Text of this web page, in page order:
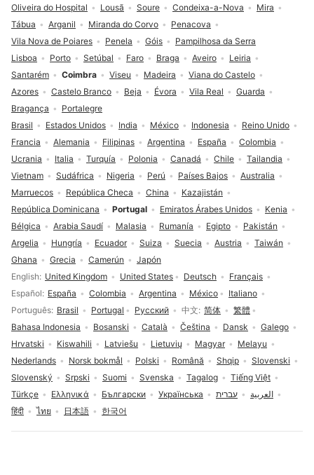
Selección de idioma
English United Kingdom United States Deutsch
Français
Español
España Colombia Argentina México
Italiano
Português Brasil Portugal Русский 中文 简体
繁體
Bahasa Indonesia
Bosanski Català Čeština Dansk
Galego
Hrvatski
Kiswahili Latviešu Lietuvių Magyar
Melayu
Nederlands
Norsk bokmål Polski Română Shqip
Slovenski
Slovenský
Srpski Suomi Svenska Tagalog
Tiếng Việt
Türkçe
Ελληνικά Български Українська עברית
العربية
हिंदी
ไทย 日本語 한국어
Brasil Estados Unidos India México Indonesia
Reino Unido
Francia
Alemania Filipinas Argentina España
Colombia
Ucrania
Italia Turquía Polonia Canadá Chile
Tailandia
Vietnam
Sudáfrica Nigeria Perú Países Bajos
Australia
Marruecos
República Checa China
Kazajistán
República Dominicana
Portugal Emiratos Árabes Unidos
Kenia
Bélgica
Arabia Saudí Malasia Rumanía Egipto
Pakistán
Argelia
Hungría Ecuador Suiza Suecia Austria
Taiwán
Ghana
Grecia Camerún Japón
Lisboa Porto Setúbal Faro Braga Aveiro
Leiria
Santarém
Coimbra Viseu Madeira
Viana do Castelo
Azores
Castelo Branco Beja Évora Vila Real
Guarda
Bragança
Portalegre
Oliveira do Hospital
Lousã Soure Condeixa-a-Nova
Mira
Tábua
Arganil Miranda do Corvo
Penacova
Vila Nova de Poiares
Penela Góis Pampilhosa da Serra